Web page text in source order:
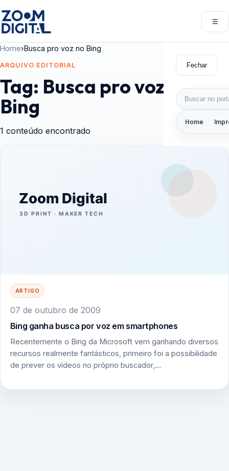
☰
Fechar
Buscar por:
Home
Home›Busca pro voz no Bing
ARQUIVO EDITORIAL
Tag: Busca pro voz no
Bing
1 conteúdo encontrado
ARTIGO
07 de outubro de 2009
Bing ganha busca por voz em smartphones
Recentemente o Bing da Microsoft vem ganhando diversos
recursos realmente fantásticos, primeiro foi a possibilidade
de prever os vídeos no próprio buscador,…